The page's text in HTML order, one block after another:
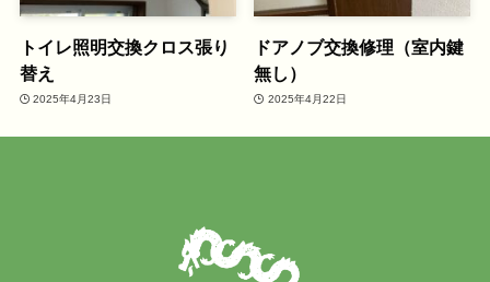
トイレ照明交換クロス張り
替え
2025年4月23日
ドアノブ交換修理（室内鍵
無し）
2025年4月22日